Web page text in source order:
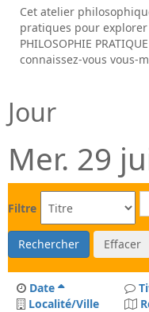
Cet atelier
pratiques pour explorer
PHILOSOPHIE
connaissez-vous vous-
Jour
Mer. 29
Filtre
Rechercher Effacer
Date
Localité/Ville